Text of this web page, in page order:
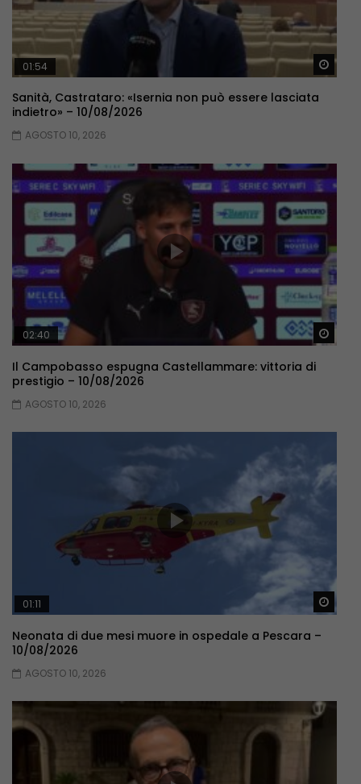
01:54
Sanità, Castrataro: «Isernia non può essere lasciata
indietro» – 10/08/2026
AGOSTO 10, 2026
02:40
Il Campobasso espugna Castellammare: vittoria di
prestigio – 10/08/2026
AGOSTO 10, 2026
01:11
Neonata di due mesi muore in ospedale a Pescara –
10/08/2026
AGOSTO 10, 2026